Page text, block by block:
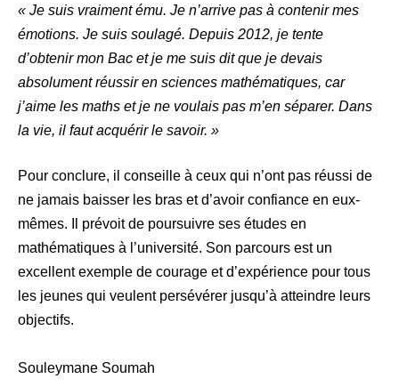
« Je suis vraiment ému. Je n’arrive pas à contenir mes
émotions. Je suis soulagé. Depuis 2012, je tente
d’obtenir mon Bac et je me suis dit que je devais
absolument réussir en sciences mathématiques, car
j’aime les maths et je ne voulais pas m’en séparer. Dans
la vie, il faut acquérir le savoir. »
Pour conclure, il conseille à ceux qui n’ont pas réussi de
ne jamais baisser les bras et d’avoir confiance en eux-
mêmes. Il prévoit de poursuivre ses études en
mathématiques à l’université. Son parcours est un
excellent exemple de courage et d’expérience pour tous
les jeunes qui veulent persévérer jusqu’à atteindre leurs
objectifs.
Souleymane Soumah